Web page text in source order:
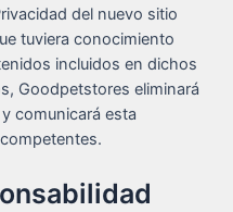
del nuevo sitio
tuviera conocimiento
incluidos en dichos
Goodpetstores eliminará
comunicará esta